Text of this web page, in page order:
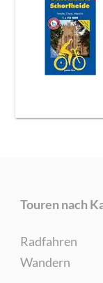
Touren nach
Radfahren
Wandern